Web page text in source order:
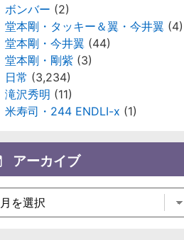
ボンバー (2)
堂本剛・タッキー＆翼・今井翼 (4)
堂本剛・今井翼 (44)
堂本剛・剛紫 (3)
日常 (3,234)
滝沢秀明 (11)
米寿司・244 ENDLI-x (1)
アーカイブ